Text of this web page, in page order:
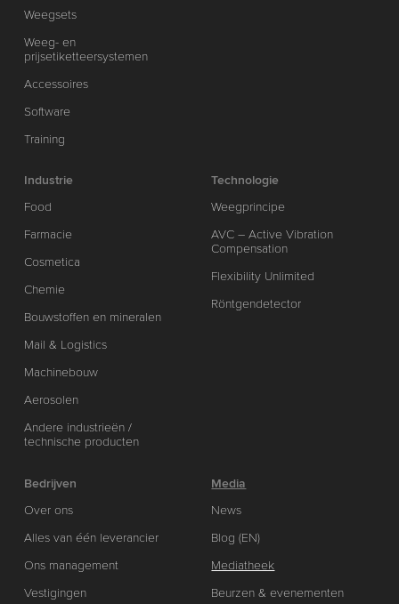
Weegsets
Weeg- en
prijsetiketteersystemen
Accessoires
Software
Training
Industrie
Food
Farmacie
Cosmetica
Chemie
Bouwstoffen en mineralen
Mail & Logistics
Machinebouw
Aerosolen
Andere industrieën /
technische producten
Technologie
Weegprincipe
AVC – Active Vibration
Compensation
Flexibility Unlimited
Röntgendetector
Bedrijven
Over ons
Alles van één leverancier
Ons management
Vestigingen
Media
News
Blog (EN)
Mediatheek
Beurzen & evenementen